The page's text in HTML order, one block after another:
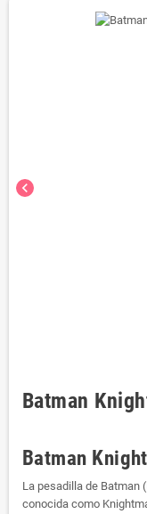
chevron_left
Batman
Batman
La pesadilla de Batman
conocida como